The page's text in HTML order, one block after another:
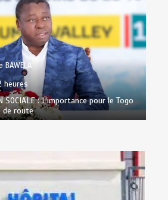
BAWELA
heures
SOCIALE : L’importance pour le Togo
de route